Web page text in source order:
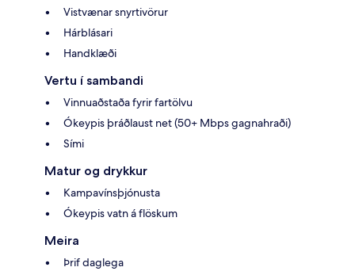
Vistvænar snyrtivörur
Hárblásari
Handklæði
Vertu í sambandi
Vinnuaðstaða fyrir fartölvu
Ókeypis þráðlaust net (50+ Mbps gagnahraði)
Sími
Matur og drykkur
Kampavínsþjónusta
Ókeypis vatn á flöskum
Meira
Þrif daglega